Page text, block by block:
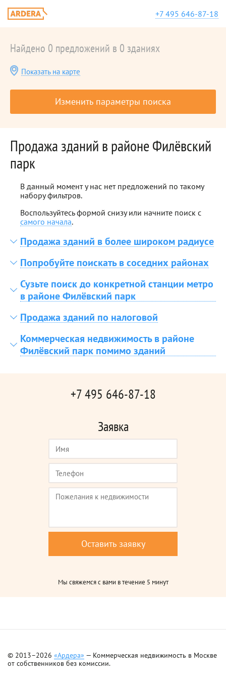
+7 495 646-87-18
Найдено 0 предложений в 0 зданиях
Показать на карте
Изменить параметры поиска
Продажа зданий в районе Филёвский
парк
В данный момент у нас нет предложений по такому
набору фильтров.
Воспользуйтесь формой снизу или начните поиск с
самого начала.
Продажа зданий в более широком радиусе
Попробуйте поискать в соседних районах
Сузьте поиск до конкретной станции метро
в районе Филёвский парк
Продажа зданий по налоговой
Коммерческая недвижимость в районе
Филёвский парк помимо зданий
+7 495 646-87-18
Заявка
Мы свяжемся с вами в течение 5 минут
© 2013–2026 «Ардера» — Коммерческая недвижимость в Москве
от собственников без комиссии.